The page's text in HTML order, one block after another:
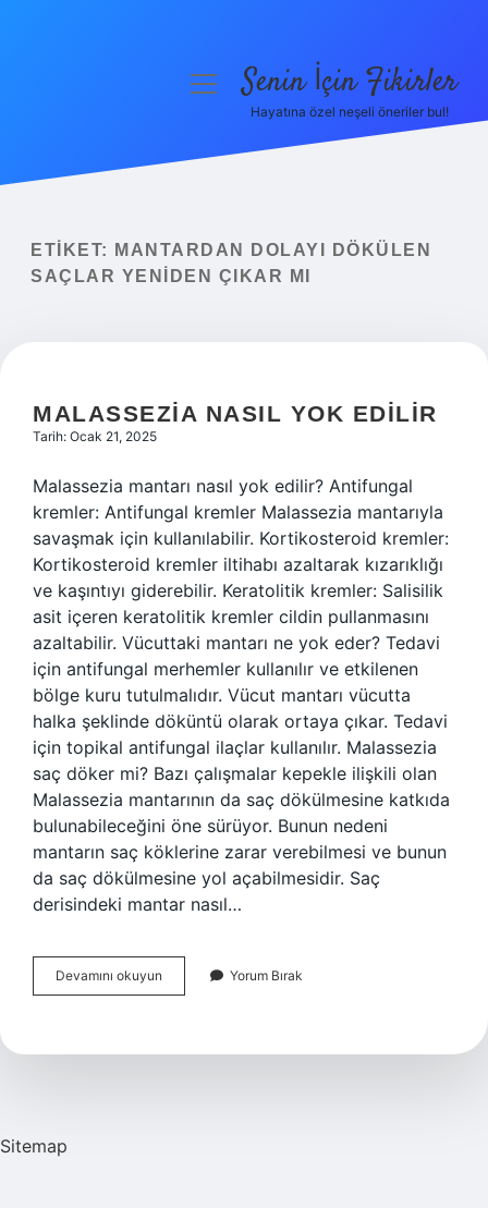
Yasal Uyarı
menüyüSenin İçin Fikirler
Hayatına özel neşeli öneriler bul!
ETIKET:
MANTARDAN DOLAYI DÖKÜLEN
SAÇLAR YENIDEN ÇIKAR MI
MALASSEZIA NASIL YOK EDILIR
Tarih: Ocak 21, 2025
Malassezia mantarı nasıl yok edilir? Antifungal
kremler: Antifungal kremler Malassezia mantarıyla
savaşmak için kullanılabilir. Kortikosteroid kremler:
Kortikosteroid kremler iltihabı azaltarak kızarıklığı
ve kaşıntıyı giderebilir. Keratolitik kremler: Salisilik
asit içeren keratolitik kremler cildin pullanmasını
azaltabilir. Vücuttaki mantarı ne yok eder? Tedavi
için antifungal merhemler kullanılır ve etkilenen
bölge kuru tutulmalıdır. Vücut mantarı vücutta
halka şeklinde döküntü olarak ortaya çıkar. Tedavi
için topikal antifungal ilaçlar kullanılır. Malassezia
saç döker mi? Bazı çalışmalar kepekle ilişkili olan
Malassezia mantarının da saç dökülmesine katkıda
bulunabileceğini öne sürüyor. Bunun nedeni
mantarın saç köklerine zarar verebilmesi ve bunun
da saç dökülmesine yol açabilmesidir. Saç
derisindeki mantar nasıl…
Devamını okuyun Malassezia
Nasıl
Yorum Bırak
Sitemap